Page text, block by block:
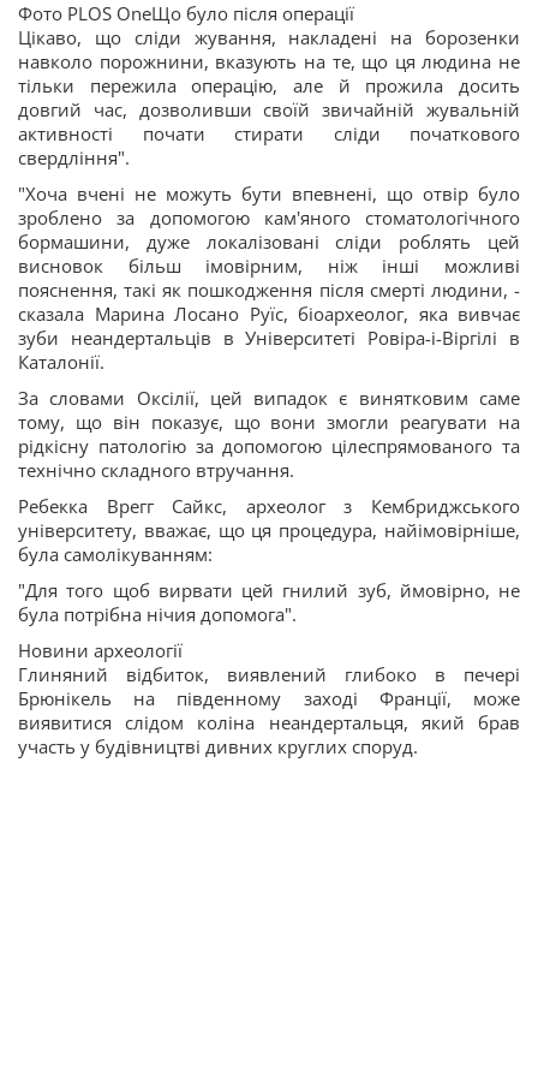
Фото PLOS OneЩо було після операції
Цікаво, що сліди жування, накладені на борозенки
навколо порожнини, вказують на те, що ця людина не
тільки пережила операцію, але й прожила досить
довгий час, дозволивши своїй звичайній жувальній
активності почати стирати сліди початкового
свердління".
"Хоча вчені не можуть бути впевнені, що отвір було
зроблено за допомогою кам'яного стоматологічного
бормашини, дуже локалізовані сліди роблять цей
висновок більш імовірним, ніж інші можливі
пояснення, такі як пошкодження після смерті людини, -
сказала Марина Лосано Руїс, біоархеолог, яка вивчає
зуби неандертальців в Університеті Ровіра-і-Віргілі в
Каталонії.
За словами Оксілії, цей випадок є винятковим саме
тому, що він показує, що вони змогли реагувати на
рідкісну патологію за допомогою цілеспрямованого та
технічно складного втручання.
Ребекка Врегг Сайкс, археолог з Кембриджського
університету, вважає, що ця процедура, найімовірніше,
була самолікуванням:
"Для того щоб вирвати цей гнилий зуб, ймовірно, не
була потрібна нічия допомога".
Новини археології
Глиняний відбиток, виявлений глибоко в печері
Брюнікель на південному заході Франції, може
виявитися слідом коліна неандертальця, який брав
участь у будівництві дивних круглих споруд.